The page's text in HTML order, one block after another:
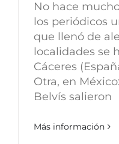
No hace
los periódicos
que llenó de
localidades se
Cáceres
Otra, en
Belvís salieron
Más información